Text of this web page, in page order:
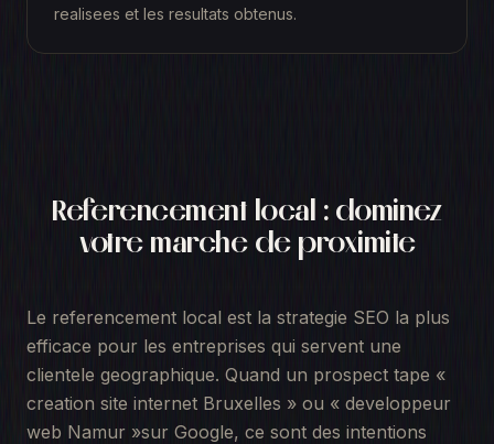
realisees et les resultats obtenus.
Referencement local : dominez
votre marche de proximite
Le referencement local est la strategie SEO la plus
efficace pour les entreprises qui servent une
clientele geographique. Quand un prospect tape «
creation site internet Bruxelles » ou « developpeur
web Namur »sur Google, ce sont des intentions